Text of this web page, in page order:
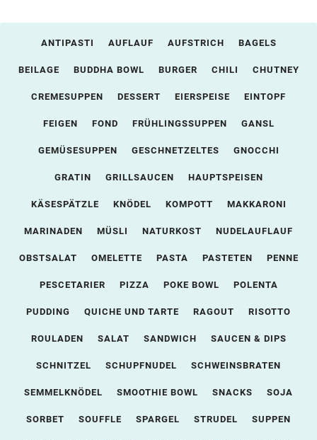
ANTIPASTI AUFLAUF AUFSTRICH BAGELS
BEILAGE BUDDHA BOWL BURGER CHILI CHUTNEY
CREMESUPPEN DESSERT EIERSPEISE EINTOPF
FEIGEN FOND FRÜHLINGSSUPPEN GANSL
GEMÜSESUPPEN GESCHNETZELTES GNOCCHI
GRATIN GRILLSAUCEN HAUPTSPEISEN
KÄSESPÄTZLE KNÖDEL KOMPOTT MAKKARONI
MARINADEN MÜSLI NATURKOST NUDELAUFLAUF
OBSTSALAT OMELETTE PASTA PASTETEN PENNE
PESCETARIER PIZZA POKE BOWL POLENTA
PUDDING QUICHE UND TARTE RAGOUT RISOTTO
ROULADEN SALAT SANDWICH SAUCEN & DIPS
SCHNITZEL SCHUPFNUDEL SCHWEINSBRATEN
SEMMELKNÖDEL SMOOTHIE BOWL SNACKS SOJA
SORBET SOUFFLE SPARGEL STRUDEL SUPPEN